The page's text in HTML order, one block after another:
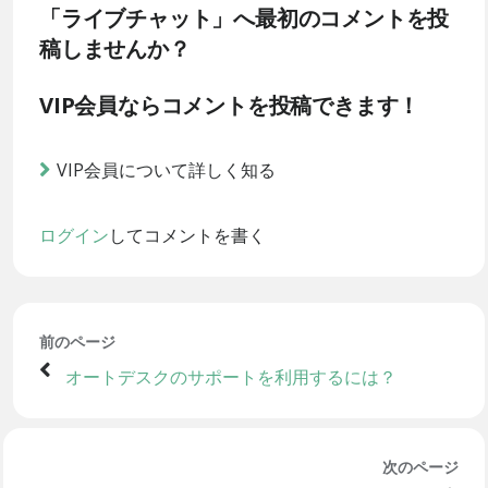
「ライブチャット」へ最初のコメントを投
稿しませんか？
VIP会員ならコメントを投稿できます！
VIP会員について詳しく知る
ログインしてコメントを書く
前のページ
オートデスクのサポートを利用するには？
次のページ